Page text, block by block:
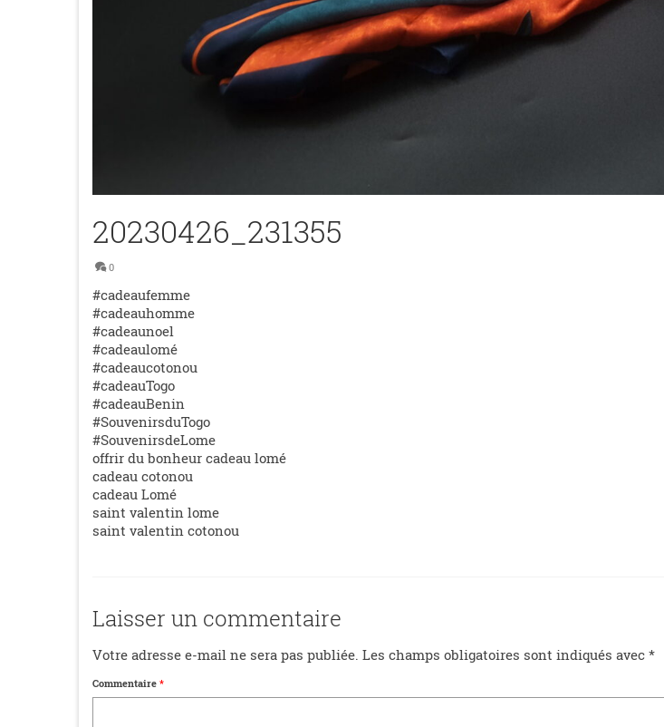
20230426_231355
0
#cadeaufemme
#cadeauhomme
#cadeaunoel
#cadeaulomé
#cadeaucotonou
#cadeauTogo
#cadeauBenin
#SouvenirsduTogo
#SouvenirsdeLome
offrir du bonheur cadeau lomé
cadeau cotonou
cadeau Lomé
saint valentin lome
saint valentin cotonou
Laisser un commentaire
Votre adresse e-mail ne sera pas publiée. Les champs obligatoires sont indiqués avec *
Commentaire *